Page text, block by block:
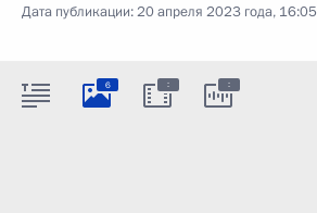
Дата публикации:20 апреля 2023 года, 16:05
6 : :